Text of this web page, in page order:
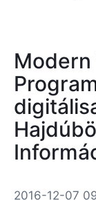
Modern
2016-12-07